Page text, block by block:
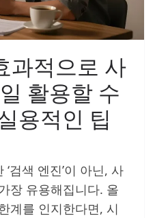
과적으로 사
활용할 수
용적인 팁
검색 엔진’이 아닌, 사
장 유용해집니다. 올
계를 인지한다면, 시